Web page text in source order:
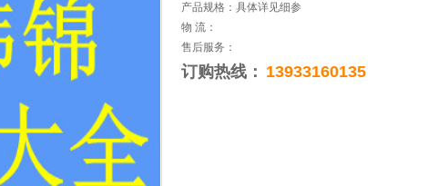
产品规格：具体详见细参
物 流：
售后服务：
订购热线： 13933160135